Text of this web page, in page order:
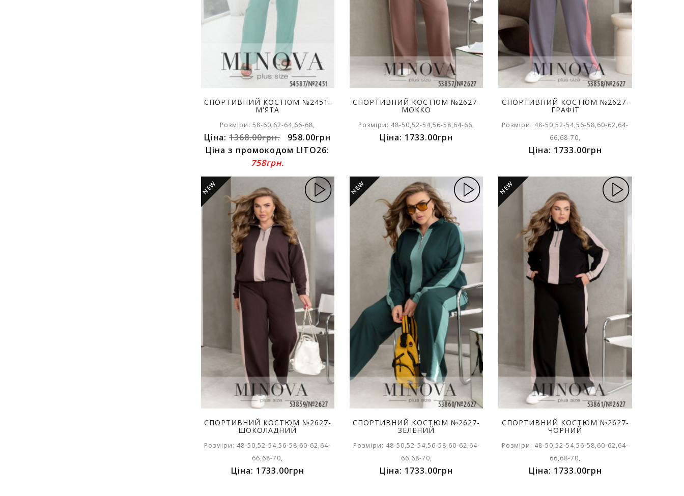
СПОРТИВНИЙ КОСТЮМ №2451-
М'ЯТА
Розміри: 58-60,62-64,66-68,
Ціна:1368.00грн.
958.00грн
Ціна з промокодом LITO26:
758грн.
СПОРТИВНИЙ КОСТЮМ №2627-
МОККО
Розміри: 48-50,52-54,56-58,64-66,
Ціна: 1733.00грн
СПОРТИВНИЙ КОСТЮМ №2627-
ГРАФІТ
Розміри: 48-50,52-54,56-58,60-62,64-
66,68-70,
Ціна: 1733.00грн
NEW
СПОРТИВНИЙ КОСТЮМ №2627-
ШОКОЛАДНИЙ
Розміри: 48-50,52-54,56-58,60-62,64-
66,68-70,
Ціна: 1733.00грн
NEW
СПОРТИВНИЙ КОСТЮМ №2627-
ЗЕЛЕНИЙ
Розміри: 48-50,52-54,56-58,60-62,64-
66,68-70,
Ціна: 1733.00грн
NEW
СПОРТИВНИЙ КОСТЮМ №2627-
ЧОРНИЙ
Розміри: 48-50,52-54,56-58,60-62,64-
66,68-70,
Ціна: 1733.00грн